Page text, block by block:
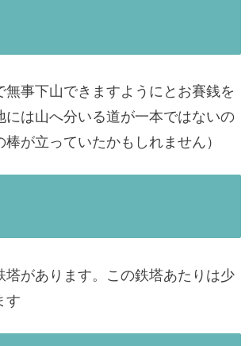
事下山できますようにとお賽銭を
は山へ分いる道が一本ではないの
が立っていたかもしれません）
があります。この鉄塔あたりは少
す